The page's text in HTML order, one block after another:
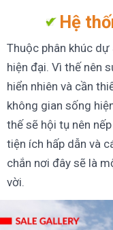
Hệ
Thuộc phân khúc
hiện đại. Vì thế nên
hiển nhiên và cần
không gian sống
thế sẽ hội tụ nên
tiện ích hấp dẫn và
chắn nơi đây sẽ là
vời.